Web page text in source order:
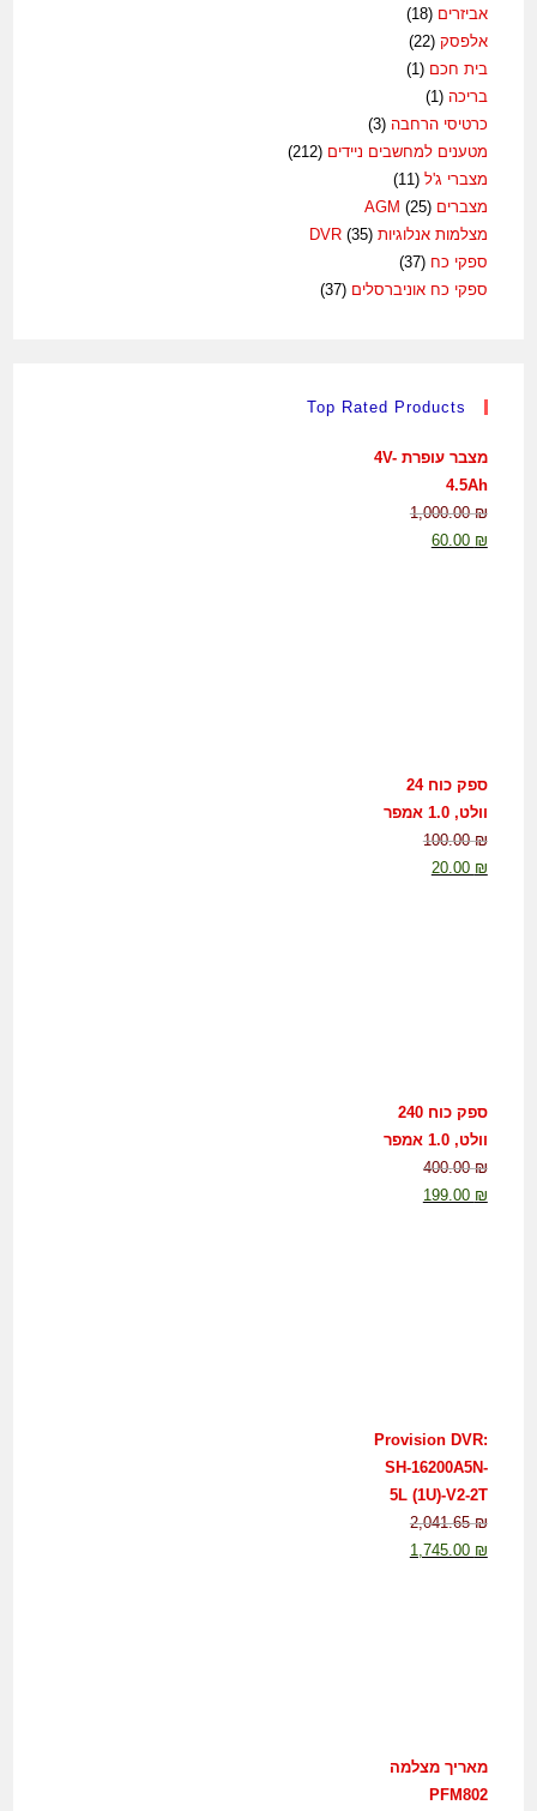
אביזרים (18)
אלפסק (22)
בית חכם (1)
בריכה (1)
כרטיסי הרחבה (3)
מטענים למחשבים ניידים (212)
מצברי ג'ל (11)
מצברים AGM(25)
מצלמות אנלוגיות DVR(35)
ספקי כח (37)
ספקי כח אוניברסלים (37)
Top Rated Products
מצבר עופרת 4V-
4.5Ah
1,000.00₪
60.00 ₪
ספק כוח 24
וולט, 1.0 אמפר
100.00₪
20.00 ₪
ספק כוח 240
וולט, 1.0 אמפר
400.00₪
199.00 ₪
Provision DVR:
SH-16200A5N-
5L (1U)-V2-2T
2,041.65₪
1,745.00 ₪
מאריך מצלמה
PFM802